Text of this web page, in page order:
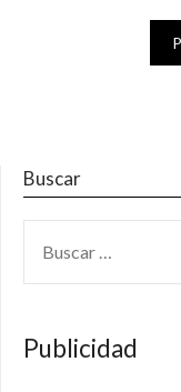
Buscar
Publicidad